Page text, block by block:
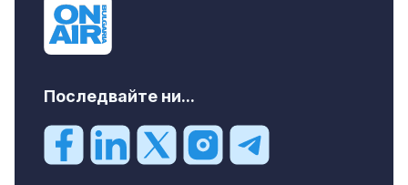
Последвайте ни...